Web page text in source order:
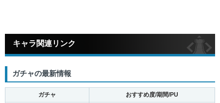
キャラ関連リンク
ガチャの最新情報
ガチャ おすすめ度/期間/PU